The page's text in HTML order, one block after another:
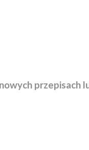
przepisach